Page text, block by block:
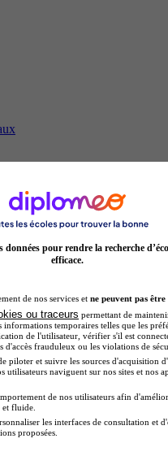
par alternance
pour rendre la recherche
efficace.
de nos services et ne peuvent pas être
ou traceurs permettant de
temporaires telles que les
de l'utilisateur, vérifier s'il est
d'accès frauduleux ou les violations de
piloter et suivre les sources d'acquisition
utilisateurs naviguent sur nos sites et nos
de nos utilisateurs afin
fluide.
les interfaces de consultation et
proposées.